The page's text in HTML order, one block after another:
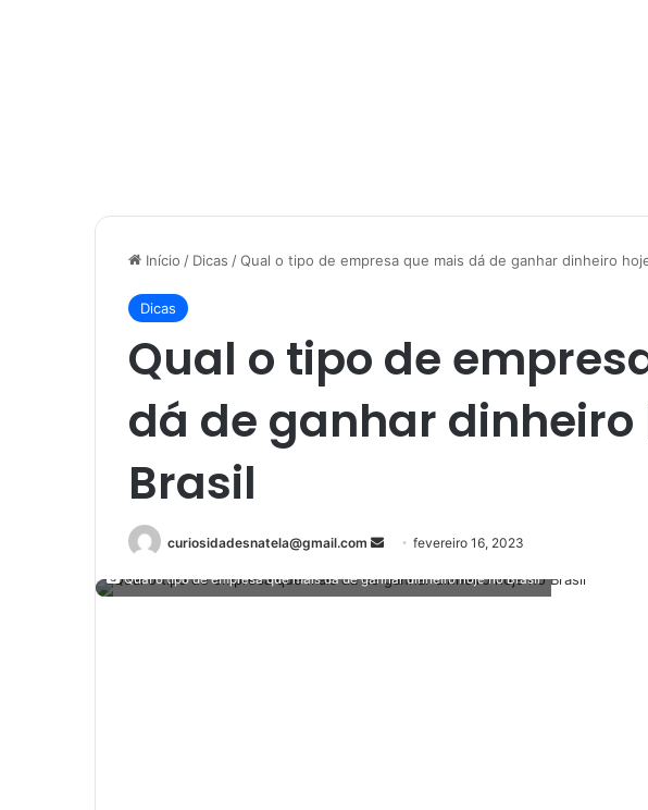
Início / Dicas /Qual o tipo de empresa que mais dá de ganhar dinheiro
Dicas
Qual o tipo de
dá de ganhar dinheiro
Brasil
curiosidadesnatela@gmail.com
Mande
e-
fevereiro 16, 2023
Qual o tipo de empresa que mais dá de ganhar dinheiro hoje no Brasil